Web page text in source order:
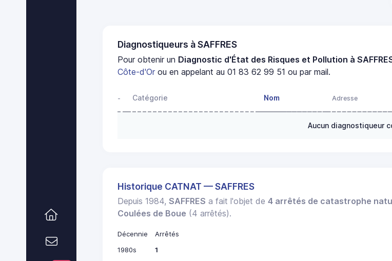
Diagnostiqueurs à SAFFRES
Pour obtenir un Diagnostic d'État des Risques et Pollution à
Côte-d'Or ou en appelant au 01 83 62 99 51 ou par mail.
- Catégorie Nom Adresse
Aucun diagnostiqueur
Historique CATNAT — SAFFRES
Depuis 1984,SAFFRES a fait l'objet de4 arrêtés de catastrophe
Coulées de Boue (4 arrêtés).
Décennie
Arrêtés
1980s
1